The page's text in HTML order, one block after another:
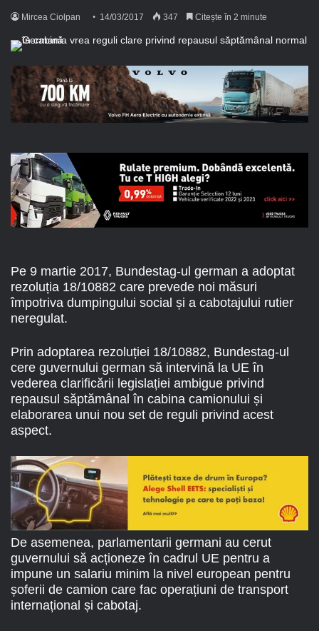
Mircea Ciolpan 14/03/2017 347 Citește în 2 minute
Pe 9 martie 2017, Bundestag-ul german a adoptat
rezoluția 18/10882 care prevede noi măsuri
împotriva dumpingului social și a cabotajului rutier
neregulat.
Prin adoptarea rezoluției 18/10882, Bundestag-ul
cere guvernului german să intervină la UE în
vederea clarificării legislației ambigue privind
repausul săptămânal în cabina camionului și
elaborarea unui nou set de reguli privind acest
aspect.
De asemenea, parlamentarii germani au cerut
guvernului să acționeze în cadrul UE pentru a
impune un salariu minim la nivel european pentru
șoferii de camion care fac operațiuni de transport
internațional și cabotaj.